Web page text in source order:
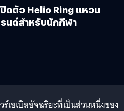
ดตัว Helio Ring แหวน
นด์สำหรับนักกีฬา
อเบิลอัจฉริยะที่เป็นส่วนหนึ่งของ